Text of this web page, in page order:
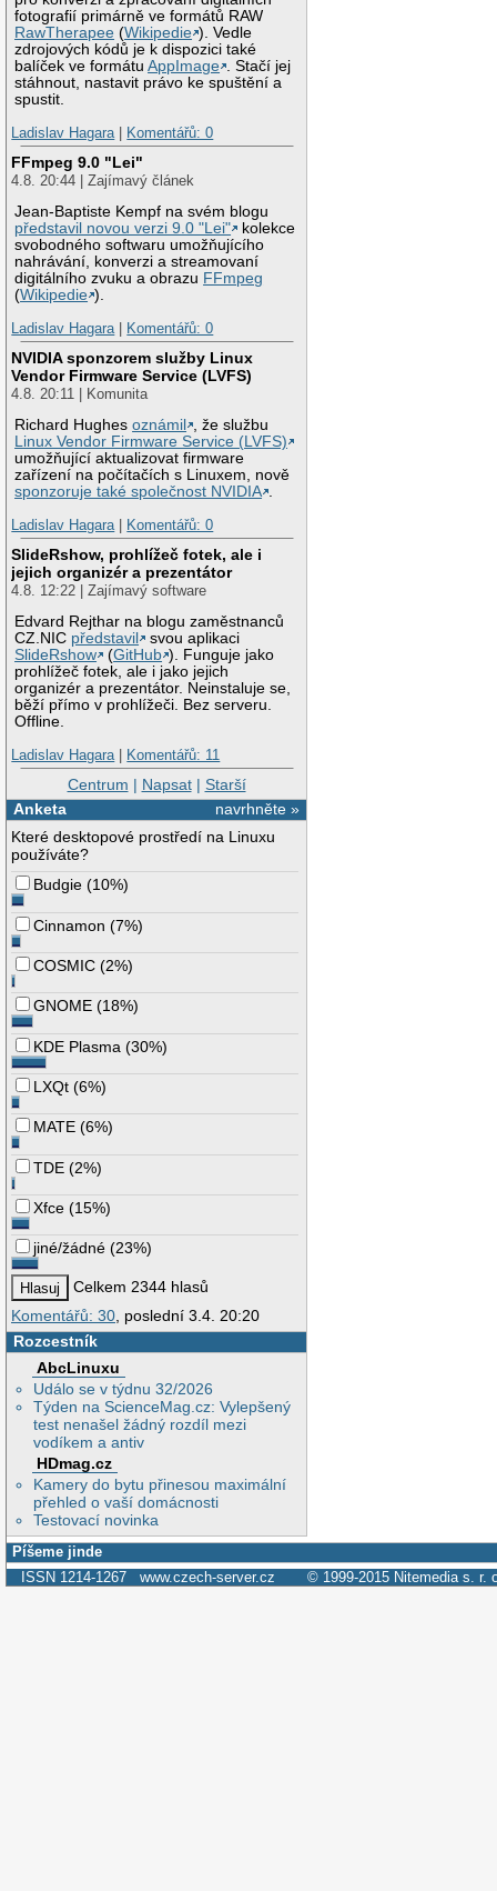
fotografií primárně ve formátů RAW
RawTherapee (Wikipedie ). Vedle
zdrojových kódů je k dispozici také
balíček ve formátuAppImage . Stačí jej
stáhnout, nastavit právo ke spuštění a
spustit.
Ladislav Hagara| Komentářů: 0
FFmpeg 9.0 "Lei"
4.8. 20:44 | Zajímavý článek
Jean-Baptiste Kempf na svém blogu
představil novou verzi 9.0 "Lei"
kolekce
svobodného softwaru umožňujícího
nahrávání, konverzi a streamovaní
digitálního zvuku a obrazu FFmpeg
(Wikipedie ).
Ladislav Hagara| Komentářů: 0
NVIDIA sponzorem služby Linux
Vendor Firmware Service (LVFS)
4.8. 20:11 | Komunita
Richard Hughesoznámil
, že službu
Linux Vendor Firmware Service (LVFS)
umožňující aktualizovat firmware
zařízení na počítačích s Linuxem, nově
sponzoruje také společnost NVIDIA .
Ladislav Hagara| Komentářů: 0
SlideRshow, prohlížeč fotek, ale i
jejich organizér a prezentátor
4.8. 12:22 | Zajímavý software
Edvard Rejthar na blogu zaměstnanců
CZ.NIC představil
svou aplikaci
SlideRshow
(GitHub ). Funguje jako
prohlížeč fotek, ale i jako jejich
organizér a prezentátor. Neinstaluje se,
běží přímo v prohlížeči. Bez serveru.
Offline.
Ladislav Hagara| Komentářů: 11
Centrum | Napsat| Starší
navrhněte »
Anketa
Které desktopové prostředí na Linuxu
používáte?
Budgie (10%)
Cinnamon (7%)
COSMIC (2%)
GNOME (18%)
KDE Plasma (30%)
LXQt (6%)
MATE (6%)
TDE (2%)
Xfce (15%)
jiné/žádné (23%)
Celkem 2344 hlasů
Komentářů: 30 , poslední 3.4. 20:20
Rozcestník
AbcLinuxu
Událo se v týdnu 32/2026
Týden na ScienceMag.cz: Vylepšený
test nenašel žádný rozdíl mezi
vodíkem a antiv
HDmag.cz
Kamery do bytu přinesou maximální
přehled o vaší domácnosti
Testovací novinka
Píšeme jinde
ISSN 1214-1267 www.czech-server.cz © 1999-2015 Nitemedia s. r.